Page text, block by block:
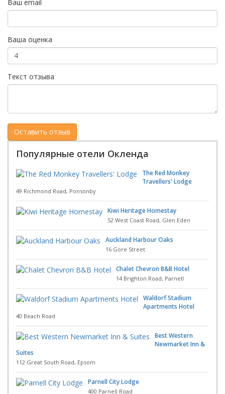
Ваш email
Ваша оценка
Текст отзыва
Популярные отели Окленда
The Red Monkey
Travellers' Lodge
49 Richmond Road, Ponsonby
Kiwi Heritage Homestay
52 West Coast Road, Glen Eden
Auckland Harbour Oaks
16 Gore Street
Chalet Chevron B&B Hotel
14 Brighton Road, Parnell
Waldorf Stadium
Apartments Hotel
40 Beach Road
Best Western
Newmarket Inn &
Suites
112 Great South Road, Epsom
Parnell City Lodge
400 Parnell Road